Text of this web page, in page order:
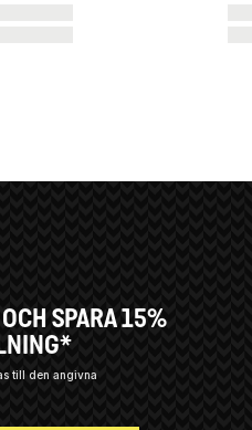
SPARA 15%
till den angivna